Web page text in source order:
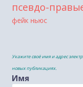
псевдо-
фейк ньюс
Укажите своё имя и адрес
новых публикациях.
Имя